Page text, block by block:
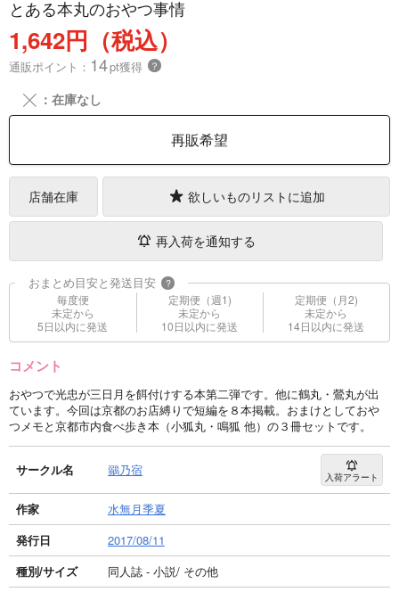
とある本丸のおやつ事情
1,642円（税込）
通販ポイント： 14pt獲得 ？
╳ ：在庫なし
再販希望
店舗在庫 欲しいものリストに追加
再入荷を通知する
おまとめ目安と発送目安 ?
毎度便
未定から
5日以内に発送
定期便（週1)
未定から
10日以内に発送
定期便（月2)
未定から
14日以内に発送
コメント
おやつで光忠が三日月を餌付けする本第二弾です。他に鶴丸・鶯丸が出
ています。今回は京都のお店縛りで短編を８本掲載。おまけとしておや
つメモと京都市内食べ歩き本（小狐丸・鳴狐 他）の３冊セットです。
サークル名 鶸乃宿 入荷アラート
作家
水無月季夏
発行日
2017/08/11
種別/サイズ
同人誌 - 小説/ その他